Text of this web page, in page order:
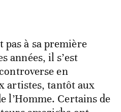
pas à sa première
années, il s’est
en
artistes, tantôt aux
l’Homme. Certains de